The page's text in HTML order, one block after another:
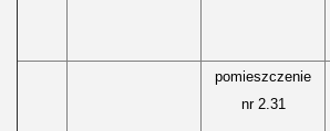
pomieszczenie
nr 2.31